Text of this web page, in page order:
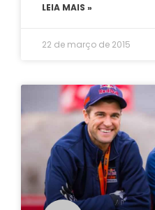
LEIA MAIS »
22 de março de 2015